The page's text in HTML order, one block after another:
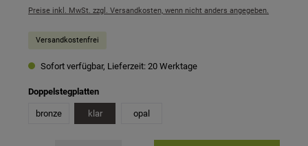
Preise inkl. MwSt. zzgl. Versandkosten, wenn nicht anders angegeben.
Versandkostenfrei
Sofort verfügbar, Lieferzeit: 20 Werktage
Doppelstegplattenauswählen
bronze klar opal